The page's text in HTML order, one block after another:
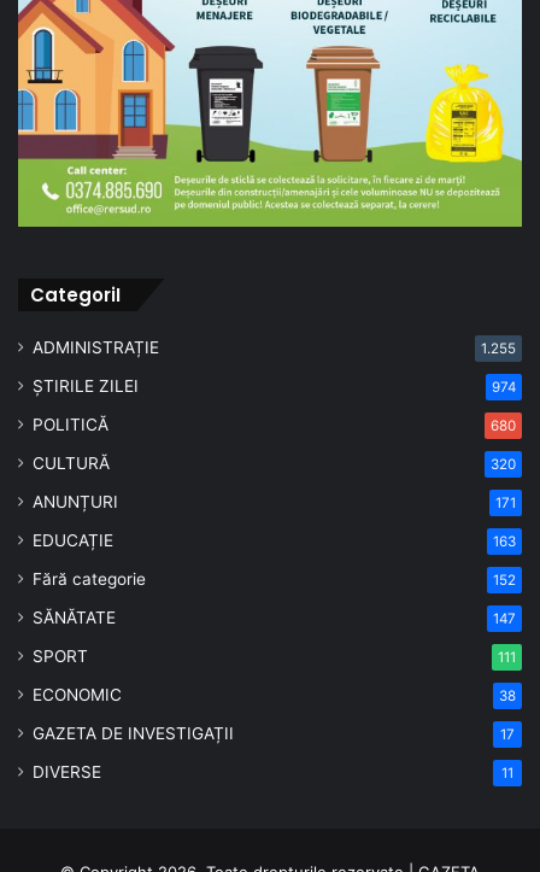
CategoriI
ADMINISTRAȚIE 1.255
ȘTIRILE ZILEI 974
POLITICĂ 680
CULTURĂ 320
ANUNȚURI 171
EDUCAȚIE 163
Fără categorie 152
SĂNĂTATE 147
SPORT 111
ECONOMIC 38
GAZETA DE INVESTIGAȚII 17
DIVERSE 11